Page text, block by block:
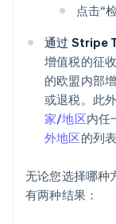
点击“
通过 Stripe
增值税的征
的欧盟内部
或退税。此
家/地区内任
外地区的列表
无论您选择哪种
有两种结果：